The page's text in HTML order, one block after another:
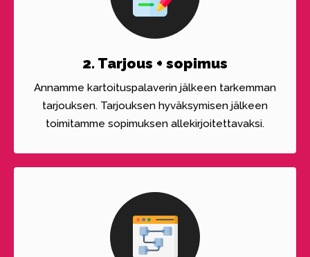
2. Tarjous + sopimus
Annamme kartoituspalaverin jälkeen tarkemman
tarjouksen. Tarjouksen hyväksymisen jälkeen
toimitamme sopimuksen allekirjoitettavaksi.